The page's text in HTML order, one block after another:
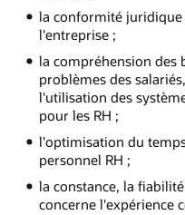
la conformité
l'entreprise ;
la compréhension des
problèmes des
l'utilisation des
pour les RH ;
l'optimisation du
personnel RH ;
la constance, la
concerne l'expérience